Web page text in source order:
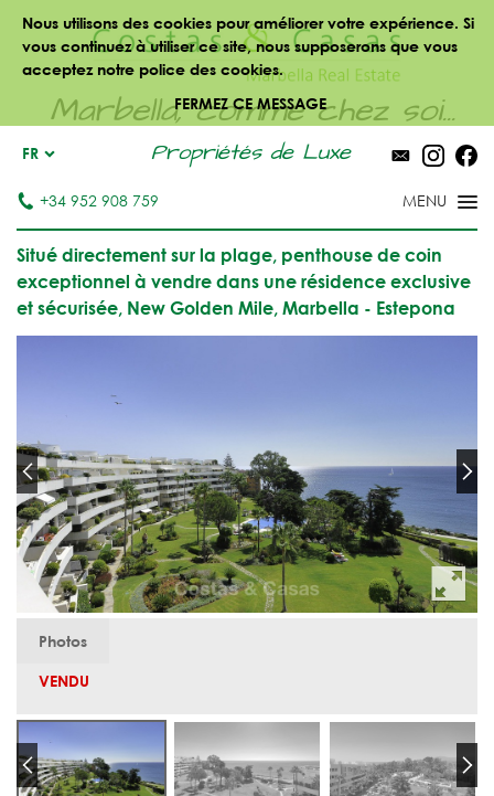
Nous utilisons des cookies pour améliorer votre expérience. Si
vous continuez à utiliser ce site, nous supposerons que vous
acceptez notre police des cookies.
FERMEZ CE MESSAGE
Marbella, comme chez soi...
Propriétés de Luxe
FR
+34 952 908 759
Situé directement sur la plage, penthouse de coin
exceptionnel à vendre dans une résidence exclusive
et sécurisée, New Golden Mile, Marbella - Estepona
Photos
VENDU